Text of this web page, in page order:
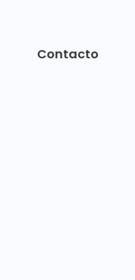
Contacto